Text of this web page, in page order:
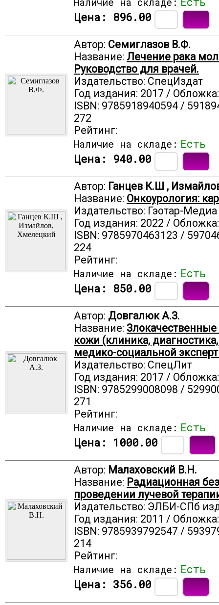
Цена: 896.00
Автор: Семиглазов В.Ф.
Название: Лечение рака
Руководство для врачей.
Издательство: СпецИздат
Год издания: 2017 /
ISBN: 9785918940594 /
272
Рейтинг:
Наличие на складе: Есть
Цена: 940.00
Автор: Ганцев К.Ш ,
Название: Онкоурология:
Издательство: Гэотар-Медиа
Год издания: 2022 /
ISBN: 9785970463123 /
224
Рейтинг:
Наличие на складе: Есть
Цена: 850.00
Автор: Довгалюк А.З.
Название:
кожи (клиника,
медико-социальной
Издательство: СпецЛит
Год издания: 2017 /
ISBN: 9785299008098 /
271
Рейтинг:
Наличие на складе: Есть
Цена: 1000.00
Автор: Малаховский В.Н.
Название: Радиационная
проведении лучевой
Издательство: ЭЛБИ-СПб
Год издания: 2011 /
ISBN: 9785939792547 /
214
Рейтинг:
Наличие на складе: Есть
Цена: 356.00